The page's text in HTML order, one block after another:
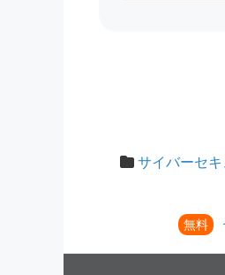
サイバーセ
無料